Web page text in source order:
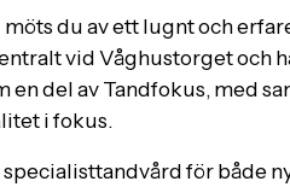
möts du av ett lugnt och
vid Våghustorget och
en del av Tandfokus, med
i fokus.
för både